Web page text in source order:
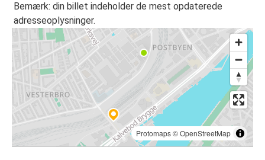
Bemærk: din billet indeholder de mest opdaterede
adresseoplysninger.
Protomaps©OpenStreetMap